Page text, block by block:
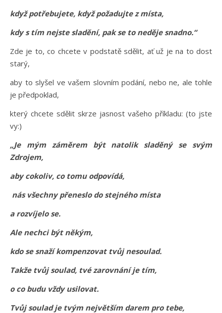
když potřebujete, když požadujte z místa,
kdy s tím nejste sladění, pak se to neděje snadno.“
Zde je to, co chcete v podstatě sdělit, ať už je na to dost
starý,
aby to slyšel ve vašem slovním podání, nebo ne, ale tohle
je předpoklad,
který chcete sdělit skrze jasnost vašeho příkladu: (to jste
vy:)
„Jemým záměrem být natolik sladěný se svým
Zdrojem,
aby cokoliv, co tomu odpovídá,
nás všechny přeneslo do stejného místa
a rozvíjelo se.
Ale nechci být někým,
kdo se snaží kompenzovat tvůj nesoulad.
Takže tvůj soulad, tvé zarovnání je tím,
o co budu vždy usilovat.
Tvůj soulad je tvým největším darem pro tebe,